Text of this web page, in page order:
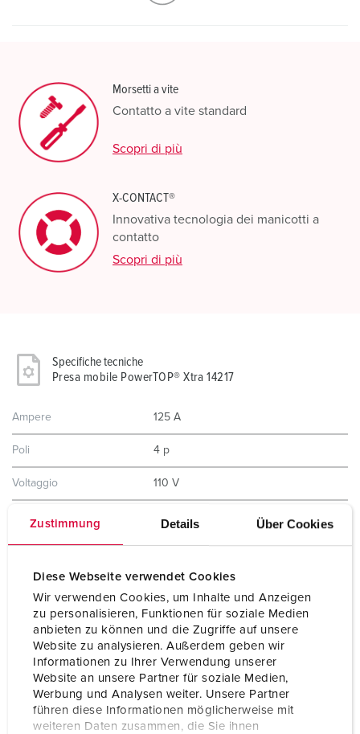
Zustimmung Details Über Cookies
Diese Webseite verwendet Cookies
Wir verwenden Cookies, um Inhalte und Anzeigen
zu personalisieren, Funktionen für soziale Medien
anbieten zu können und die Zugriffe auf unsere
Website zu analysieren. Außerdem geben wir
Informationen zu Ihrer Verwendung unserer
Website an unsere Partner für soziale Medien,
Werbung und Analysen weiter. Unsere Partner
führen diese Informationen möglicherweise mit
weiteren Daten zusammen, die Sie ihnen
Morsetti a vite
Contatto a vite standard
Scopri di più
X-CONTACT®
Innovativa tecnologia dei manicotti a
contatto
Scopri di più
Specifiche tecniche
Presa mobile PowerTOP® Xtra 14217
Ampere 125 A
Poli 4 p
Voltaggio 110 V
Hertz 50-60 Hz
Tecnologie di
collegamento
morsetti a vite
Contatti
portacontatti altamente resistenti al
calore
X-CONTACT®
Grado di protezione IP67
Peso 1514 g